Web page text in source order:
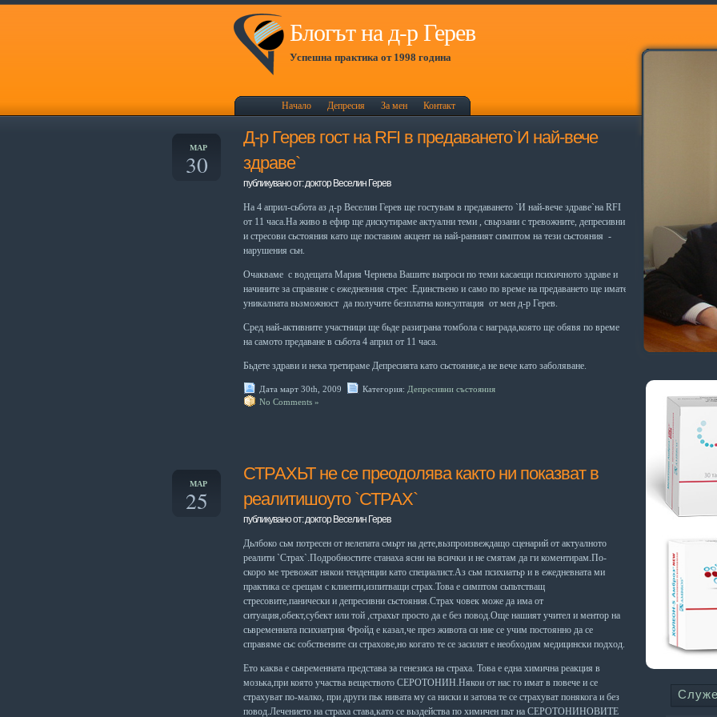
Блогът на д-р Герев
Успешна практика от 1998 година
Начало Депресия За мен Контакт
МАР
30
Д-р Герев гост на RFI в предаването`И най-вече
здраве`
публикувано от: доктор Веселин Герев
На 4 април-сьбота аз д-р Веселин Герев ще гостувам в предаването `И най-вече здраве`на RFI
от 11 часа.На живо в ефир ще дискутираме актуални теми , свьрзани с тревожните, депресивни
и стресови сьстояния като ще поставим акцент на най-ранният симптом на тези сьстояния -
нарушения сьн.
Очакваме с водещата Мария Чернева Вашите вьпроси по теми касаещи психичното здраве и
начините за справяне с ежедневния стрес .Единствено и само по време на предаването ще имате
уникалната вьзможност да получите безплатна консултация от мен д-р Герев.
Сред най-активните участници ще бьде разиграна томбола с награда,която ще обявя по време
на самото предаване в сьбота 4 април от 11 часа.
Бьдете здрави и нека третираме Депресията като сьстояние,а не вече като заболяване.
Дата март 30th, 2009 Категория: Депресивни състояния
No Comments »
МАР
25
СТРАХЬТ не се преодолява както ни показват в
реалитишоуто `СТРАХ`
публикувано от: доктор Веселин Герев
Дьлбоко сьм потресен от нелепата смьрт на дете,вьзпроизвеждащо сценарий от актуалното
реалити `Страх`.Подробностите станаха ясни на всички и не смятам да ги коментирам.По-
скоро ме тревожат някои тенденции като специалист.Аз сьм психиатьр и в ежедневната ми
практика се срещам с клиенти,изпитващи страх.Това е симптом сьпьтстващ
стресовите,панически и депресивни сьстояния.Страх човек може да има от
ситуация,обект,субект или той ,страхьт просто да е без повод.Още нашият учител и ментор на
сьвременната психиатрия Фройд е казал,че през живота си ние се учим постоянно да се
справяме сьс собствените си страхове,но когато те се засилят е необходим медицински подход.
Ето каква е сьвременната представа за генезиса на страха. Това е една химична реакция в
мозька,при която участва веществото СЕРОТОНИН.Някои от нас го имат в повече и се
страхуват по-малко, при други пьк нивата му са ниски и затова те се страхуват понякога и без
повод.Лечението на страха става,като се вьздейства по химичен пьт на СЕРОТОНИНОВИТЕ